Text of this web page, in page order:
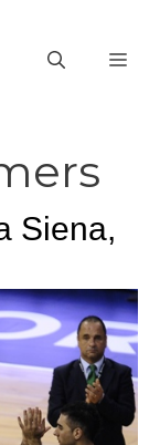
Siena,